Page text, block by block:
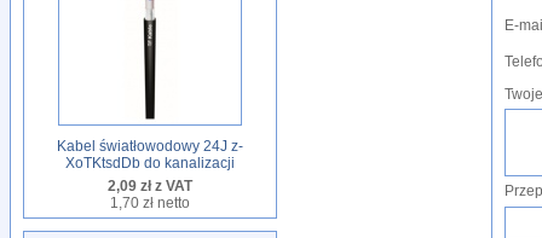
Kabel światłowodowy 24J z-
XoTKtsdDb do kanalizacji
2,09 zł z VAT
1,70 zł netto
E-